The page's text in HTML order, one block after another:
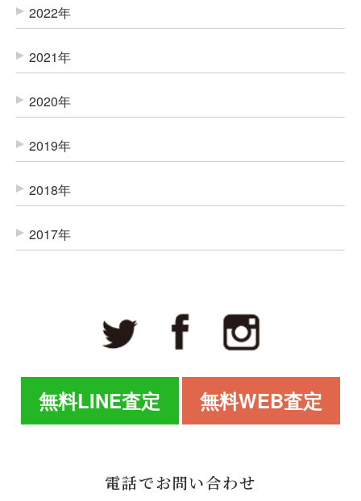
2022年
2021年
2020年
2019年
2018年
2017年
無料LINE査定 無料WEB査定
電話でお問い合わせ